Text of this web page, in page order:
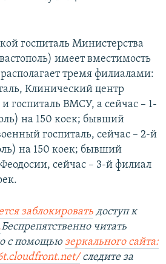
госпиталь Министерства
имеет вместимость
тремя филиалами:
Клинический центр
госпиталь ВМСУ, а сейчас – 1-
на 150 коек; бывший
госпиталь, сейчас – 2-й
на 150 коек; бывший
сейчас – 3-й филиал
заблокировать доступ к
Беспрепятственно читать
с помощью зеркального сайта:
следите за